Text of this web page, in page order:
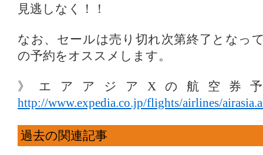
見逃しなく！！
なお、セールは売り切れ次第終了となっ
の予約をオススメします。
》エアアジアXの航空券
http://www.expedia.co.jp/flights/airlines/
過去の関連記事